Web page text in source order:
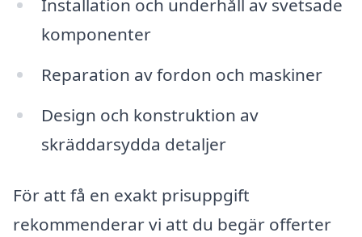
Installation och underhåll av svetsade
komponenter
Reparation av fordon och maskiner
Design och konstruktion av
skräddarsydda detaljer
För att få en exakt prisuppgift
rekommenderar vi att du begär offerter